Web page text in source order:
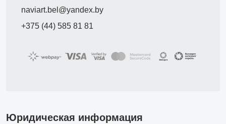
naviart.bel@yandex.by
+375 (44) 585 81 81
Юридическая информация